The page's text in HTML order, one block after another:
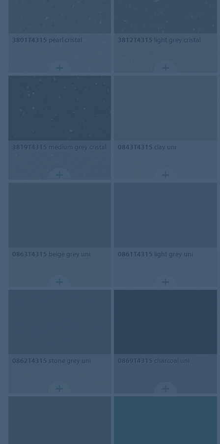
3801T4315 pearl cristal 3812T4315 light grey cristal
3819T4315 medium grey cristal 0843T4315 clay uni
0863T4315 beige grey uni 0861T4315 light grey uni
0862T4315 stone grey uni 0869T4315 charcoal uni